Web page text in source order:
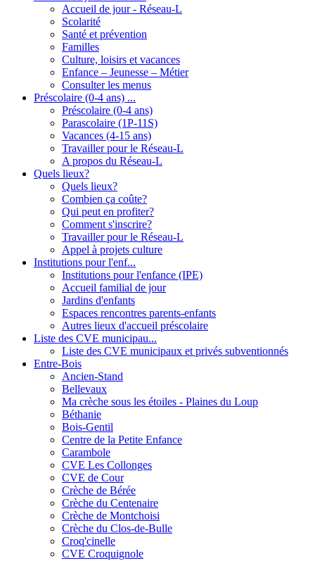
Accueil de jour - Réseau-L
Scolarité
Santé et prévention
Familles
Culture, loisirs et vacances
Enfance – Jeunesse – Métier
Consulter les menus
Préscolaire (0-4 ans) ...
Préscolaire (0-4 ans)
Parascolaire (1P-11S)
Vacances (4-15 ans)
Travailler pour le Réseau-L
A propos du Réseau-L
Quels lieux?
Quels lieux?
Combien ça coûte?
Qui peut en profiter?
Comment s'inscrire?
Travailler pour le Réseau-L
Appel à projets culture
Institutions pour l'enf...
Institutions pour l'enfance (IPE)
Accueil familial de jour
Jardins d'enfants
Espaces rencontres parents-enfants
Autres lieux d'accueil préscolaire
Liste des CVE municipau...
Liste des CVE municipaux et privés subventionnés
Entre-Bois
Ancien-Stand
Bellevaux
Ma crèche sous les étoiles - Plaines du Loup
Béthanie
Bois-Gentil
Centre de la Petite Enfance
Carambole
CVE Les Collonges
CVE de Cour
Crèche de Bérée
Crèche du Centenaire
Crèche de Montchoisi
Crèche du Clos-de-Bulle
Croq'cinelle
CVE Croquignole